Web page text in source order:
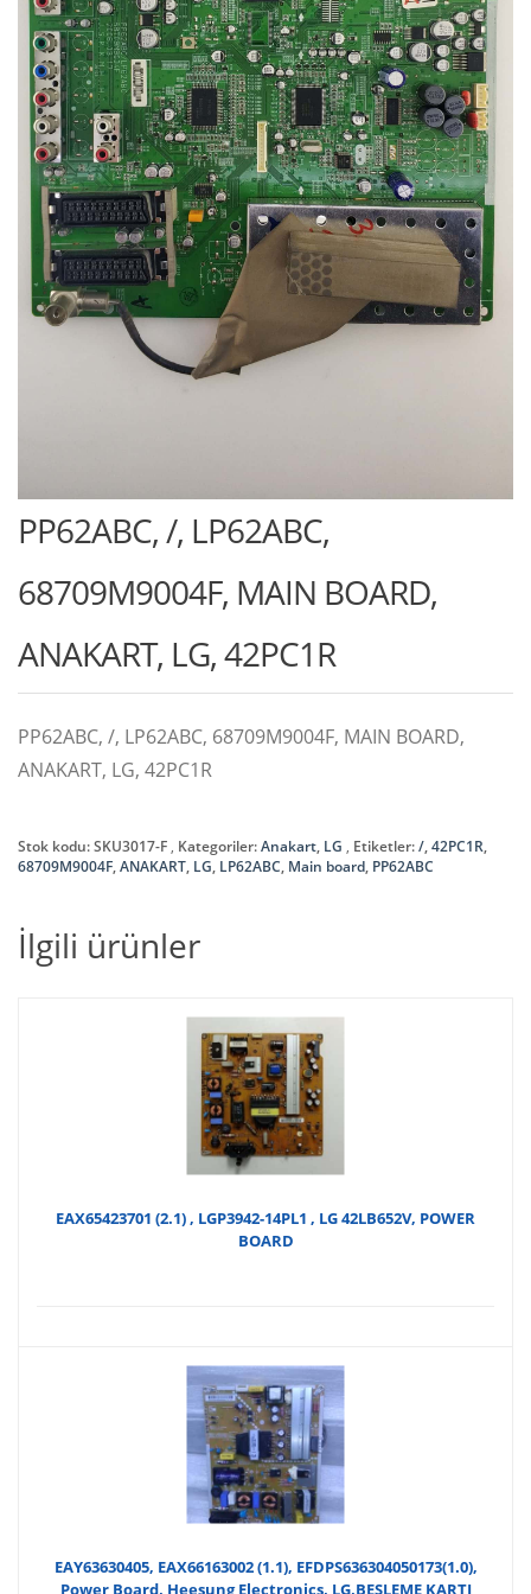
PP62ABC, /, LP62ABC,
68709M9004F, MAIN BOARD,
ANAKART, LG, 42PC1R
PP62ABC, /, LP62ABC, 68709M9004F, MAIN BOARD,
ANAKART, LG, 42PC1R
Stok kodu:SKU3017-F Kategoriler:Anakart, LG Etiketler:/,42PC1R,
68709M9004F,ANAKART, LG, LP62ABC, Main board, PP62ABC
İlgili ürünler
EAX65423701 (2.1) , LGP3942-14PL1 , LG 42LB652V, POWER
BOARD
EAY63630405, EAX66163002 (1.1), EFDPS636304050173(1.0),
Power Board, Heesung Electronics, LG,BESLEME KARTI